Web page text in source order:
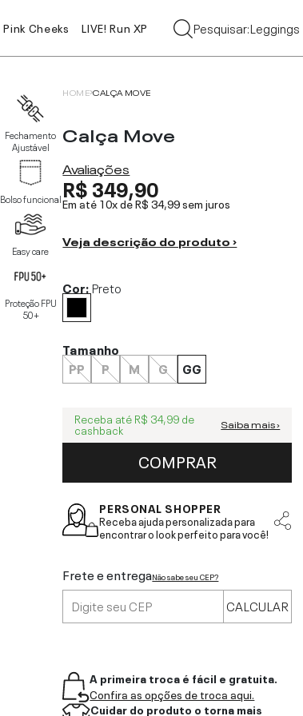
Pink Cheeks LIVE! Run XP Pesquisar:Moda Praia
Fechamento
Ajustável
Bolso funcional
Easy care
Proteção FPU
50+
HOME CALÇA MOVE
Calça Move
Avaliações
R$ 349,90
Em até 10x deR$ 34,99sem juros
Veja descrição do produto ›
Cor:Preto
Tamanho
PP
P M G GG
Receba até R$ 34,99 de
cashback Saiba mais ›
COMPRAR
PERSONAL SHOPPER
Receba ajuda personalizada para
encontrar o look perfeito para você!
Frete e entregaNão sabe seu CEP?
CALCULAR
A primeira troca é fácil e gratuita.
Confira as opções de troca aqui.
Cuidar do produto o torna mais